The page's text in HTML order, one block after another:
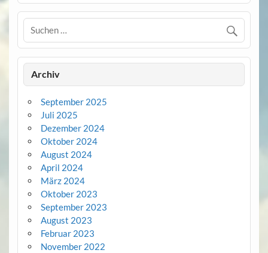
Archiv
September 2025
Juli 2025
Dezember 2024
Oktober 2024
August 2024
April 2024
März 2024
Oktober 2023
September 2023
August 2023
Februar 2023
November 2022